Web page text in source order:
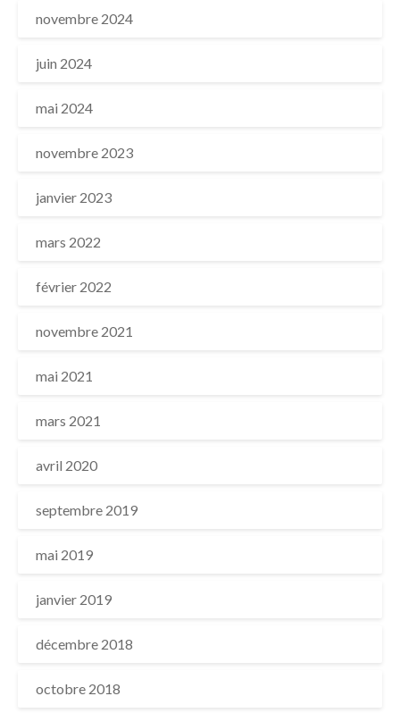
novembre 2024
juin 2024
mai 2024
novembre 2023
janvier 2023
mars 2022
février 2022
novembre 2021
mai 2021
mars 2021
avril 2020
septembre 2019
mai 2019
janvier 2019
décembre 2018
octobre 2018